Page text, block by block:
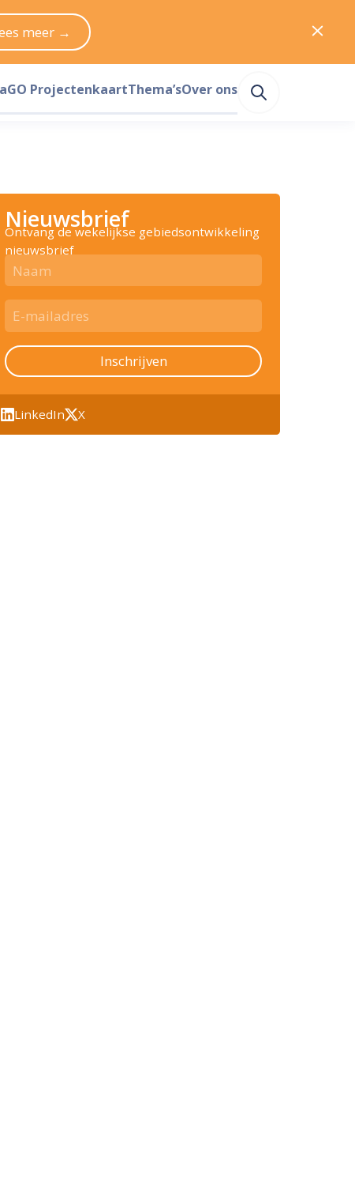
Nieuwsbrief
Ontvang de wekelijkse gebiedsontwikkeling
nieuwsbrief
Inschrijven
LinkedIn X
meer →
GO ProjectenkaartThema’sOver ons